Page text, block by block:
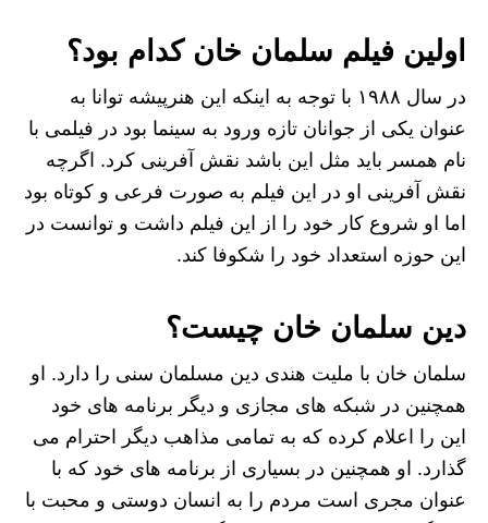
اولین فیلم سلمان خان کدام بود؟
در سال ۱۹۸۸ با توجه به اینکه این هنرپیشه توانا به
عنوان یکی از جوانان تازه ورود به سینما بود در فیلمی با
نام همسر باید مثل این باشد نقش آفرینی کرد. اگرچه
نقش آفرینی او در این فیلم به صورت فرعی و کوتاه بود
اما او شروع کار خود را از این فیلم داشت و توانست در
این حوزه استعداد خود را شکوفا کند.
دین سلمان خان چیست؟
سلمان خان با ملیت هندی دین مسلمان سنی را دارد. او
همچنین در شبکه های مجازی و دیگر برنامه‌ های خود
این را اعلام کرده که به تمامی مذاهب دیگر احترام می‌
گذارد. او همچنین در بسیاری از برنامه‌ های خود که با
عنوان مجری است مردم را به انسان دوستی و محبت با